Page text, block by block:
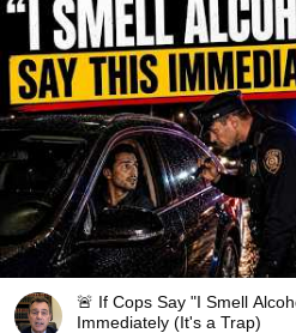
🚨 If Cops Say "I Smell
Immediately (It's a Trap)